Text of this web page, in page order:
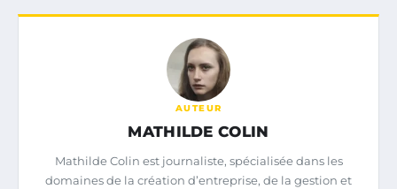
AUTEUR
MATHILDE COLIN
Mathilde Colin est journaliste, spécialisée dans les
domaines de la création d’entreprise, de la gestion et